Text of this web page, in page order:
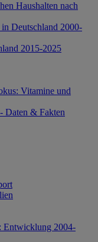
Haushalten nach
Deutschland 2000-
2015-2025
Vitamine und
Daten & Fakten
Entwicklung 2004-